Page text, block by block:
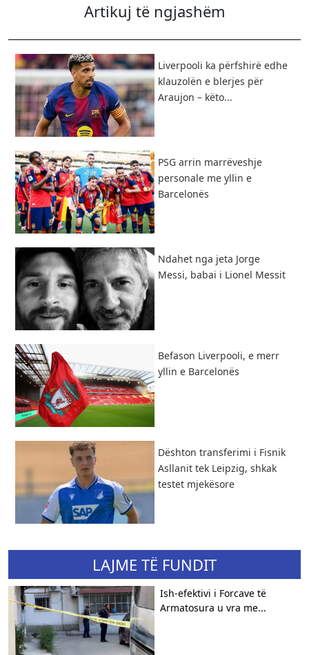
Artikuj të ngjashëm
Liverpooli ka përfshirë edhe
klauzolën e blerjes për
Araujon – këto...
PSG arrin marrëveshje
personale me yllin e
Barcelonës
Ndahet nga jeta Jorge
Messi, babai i Lionel Messit
Befason Liverpooli, e merr
yllin e Barcelonës
Dështon transferimi i Fisnik
Asllanit tek Leipzig, shkak
testet mjekësore
LAJME TË FUNDIT
Ish-efektivi i Forcave të
Armatosura u vra me...